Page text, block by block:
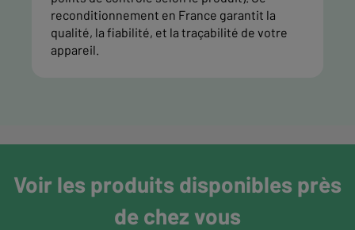
reconditionnement en France garantit la
qualité, la fiabilité, et la traçabilité de votre
appareil.
Voir les produits disponibles près
de chez vous